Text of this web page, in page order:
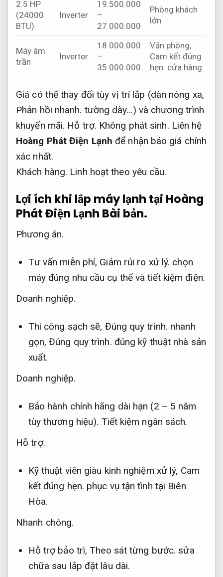
2.5 HP
(24000
BTU)
Inverter
19.500.000
–
27.000.000
Phòng khách
lớn
Máy âm
trần
Inverter
18.000.000
–
35.000.000
Văn phòng,
Cam kết đúng
hẹn. cửa hàng
Giá có thể thay đổi tùy vị trí lắp (dàn nóng xa,
Phản hồi nhanh. tường dày…) và chương trình
khuyến mãi. Hỗ trợ. Không phát sinh. Liên hệ
Hoàng Phát Điện Lạnh để nhận báo giá chính
xác nhất.
Khách hàng. Linh hoạt theo yêu cầu.
Lợi ích khi lắp máy lạnh tại Hoàng
Phát Điện Lạnh Bài bản.
Phương án.
Tư vấn miễn phí, Giảm rủi ro xử lý. chọn
máy đúng nhu cầu cụ thể và tiết kiệm điện.
Doanh nghiệp.
Thi công sạch sẽ, Đúng quy trình. nhanh
gọn,Đúng quy trình. đúng kỹ thuật nhà sản
xuất.
Doanh nghiệp.
Bảo hành chính hãng dài hạn (2 – 5 năm
tùy thương hiệu). Tiết kiệm ngân sách.
Hỗ trợ.
Kỹ thuật viên giàu kinh nghiệm xử lý, Cam
kết đúng hẹn. phục vụ tận tình tại Biên
Hòa.
Nhanh chóng.
Hỗ trợ bảo trì,Theo sát từng bước. sửa
chữa sau lắp đặt lâu dài.